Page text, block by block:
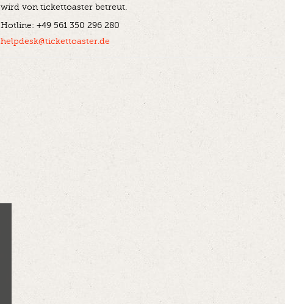
wird von tickettoaster betreut.
Hotline: +49 561 350 296 280
helpdesk@tickettoaster.de